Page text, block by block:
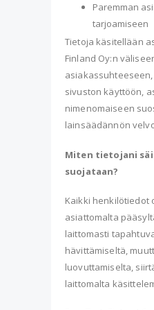
Paremman
tarjoamiseen
Tietoja käsitellään
Finland Oy:n
sivuston käyttöön,
nimenomaiseen
lainsäädännön
Miten tietojani
suojataan?
Kaikki henkilötiedot
asiattomalta
laittomasti
hävittämiseltä,
luovuttamiselta,
laittomalta